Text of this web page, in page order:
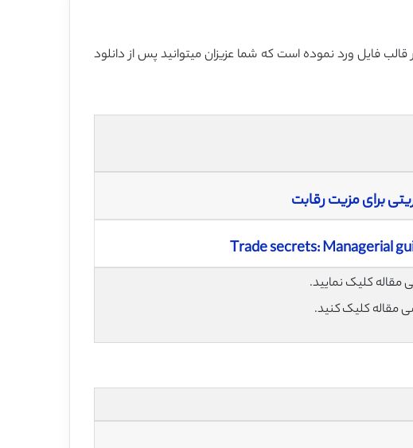
قالب فایل ورد نموده است که شما عزیزان میتوانید پس از دانلود
برای مزیت رقابت
Trade secrets: Managerial
مقاله کلیک کنید.